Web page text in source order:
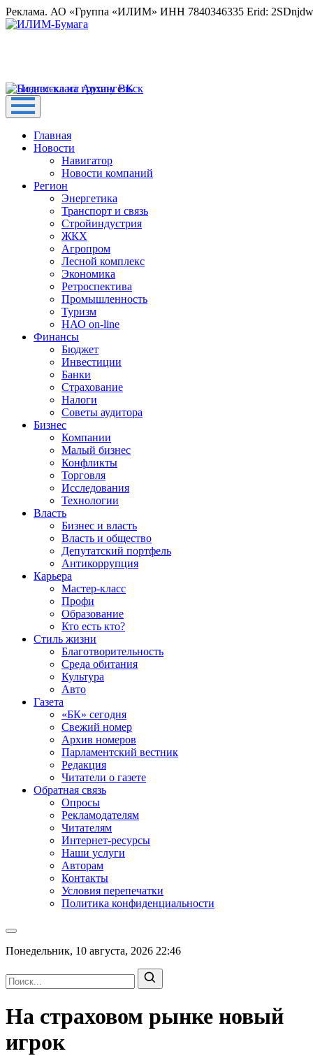
Реклама. АО «Группа «ИЛИМ» ИНН 7840346335 Erid:
Главная
Новости
Навигатор
Новости компаний
Регион
Энергетика
Транспорт и связь
Стройиндустрия
ЖКХ
Агропром
Лесной комплекс
Экономика
Ретроспектива
Промышленность
Туризм
НАО on-line
Финансы
Бюджет
Инвестиции
Банки
Страхование
Налоги
Советы аудитора
Бизнес
Компании
Малый бизнес
Конфликты
Торговля
Исследования
Технологии
Власть
Бизнес и власть
Власть и общество
Депутатский портфель
Антикоррупция
Карьера
Мастер-класс
Профи
Образование
Кто есть кто?
Стиль жизни
Благотворительность
Среда обитания
Культура
Авто
Газета
«БК» сегодня
Свежий номер
Архив номеров
Парламентский вестник
Редакция
Читатели о газете
Обратная связь
Опросы
Рекламодателям
Читателям
Интернет-ресурсы
Наши услуги
Авторам
Контакты
Условия перепечатки
Политика конфиденциальности
Понедельник, 10 августа, 2026 22:46
На страховом рынке новый
игрок